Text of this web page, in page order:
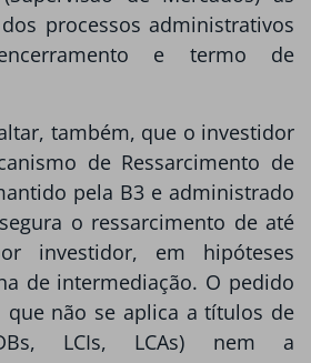
processos administrativos
e termo de
também, que o investidor
de Ressarcimento de
pela B3 e administrado
o ressarcimento de até
investidor, em hipóteses
de intermediação. O pedido
que não se aplica a títulos de
LCIs, LCAs) nem a